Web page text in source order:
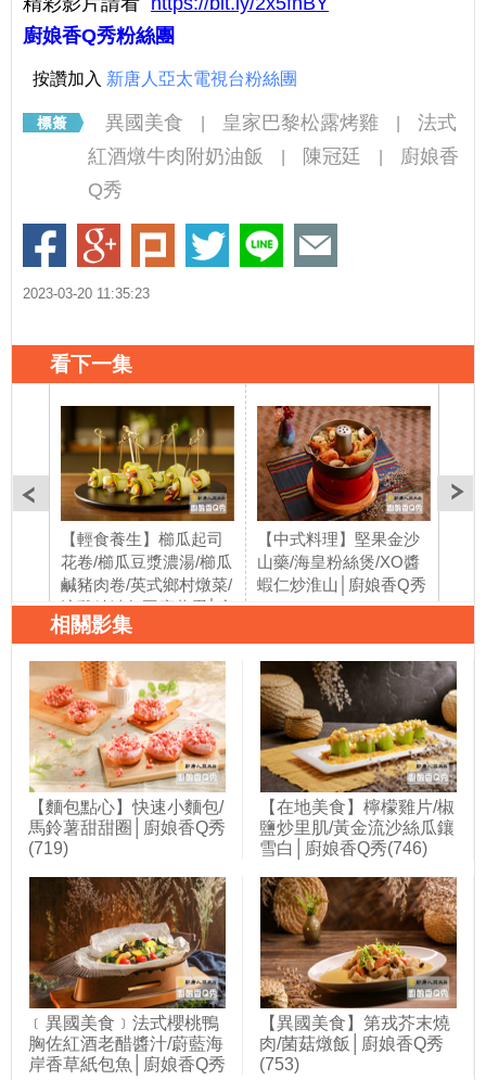
廚娘香Q秀粉絲團
按讚加入 新唐人亞太電視台粉絲團
異國美食 皇家巴黎松露烤雞
法式
紅酒燉牛肉附奶油飯
陳冠廷
廚娘香
Q秀
2023-03-20 11:35:23
看下一集
【輕食養生】櫛瓜起司
花卷/櫛瓜豆漿濃湯/櫛瓜
鹹豬肉卷/英式鄉村燉菜/
滴雞精鮭魚豆腐蒸蛋│廚
娘香Q秀(727)
【中式料理】堅果金沙
山藥/海皇粉絲煲/XO醬
蝦仁炒淮山│廚娘香Q秀
(728)
相關影集
【麵包點心】快速小麵包/
馬鈴薯甜甜圈│廚娘香Q秀
(719)
【在地美食】檸檬雞片/椒
鹽炒里肌/黃金流沙絲瓜鑲
雪白│廚娘香Q秀(746)
﹝異國美食﹞法式櫻桃鴨
胸佐紅酒老醋醬汁/蔚藍海
岸香草紙包魚│廚娘香Q秀
【異國美食】第戎芥末燒
肉/菌菇燉飯│廚娘香Q秀
(753)